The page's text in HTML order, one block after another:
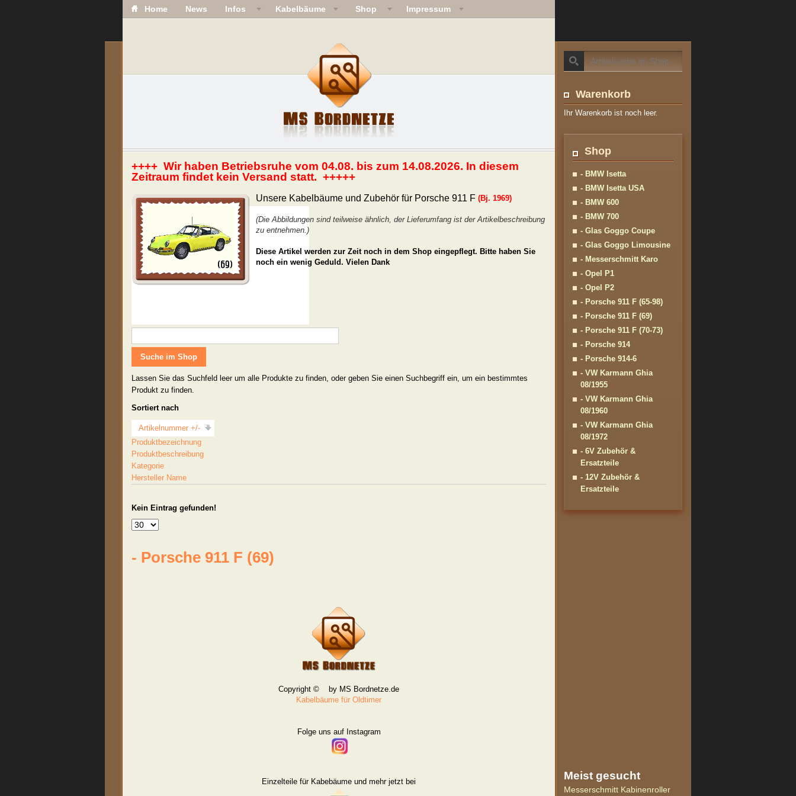
Home News Infos Kabelbäume Shop Impressum
++++ Wir haben Betriebsruhe vom 04.08. bis zum 14.08.2026. In diesem
Zeitraum findet kein Versand statt. +++++
Unsere Kabelbäume und Zubehör für Porsche 911 F (Bj. 1969)
(Die Abbildungen sind teilweise ähnlich, der Lieferumfang ist der Artikelbeschreibung
zu entnehmen.)
Diese Artikel werden zur Zeit noch in dem Shop eingepflegt. Bitte haben Sie
noch ein wenig Geduld. Vielen Dank
Lassen Sie das Suchfeld leer um alle Produkte zu finden, oder geben Sie einen Suchbegriff ein, um ein bestimmtes
Produkt zu finden.
Sortiert nach
Artikelnummer +/-
Produktbezeichnung
Produktbeschreibung
Kategorie
Hersteller Name
Kein Eintrag gefunden!
- Porsche 911 F (69)
Copyright © by MS Bordnetze.de
Kabelbäume für Oldtimer
Folge uns auf Instagram
Einzelteile für Kabebäume und mehr jetzt bei
Warenkorb
Ihr Warenkorb ist noch leer.
Shop
- BMW Isetta
- BMW Isetta USA
- BMW 600
- BMW 700
- Glas Goggo Coupe
- Glas Goggo Limousine
- Messerschmitt Karo
- Opel P1
- Opel P2
- Porsche 911 F (65-98)
- Porsche 911 F (69)
- Porsche 911 F (70-73)
- Porsche 914
- Porsche 914-6
- VW Karmann Ghia
08/1955
- VW Karmann Ghia
08/1960
- VW Karmann Ghia
08/1972
- 6V Zubehör &
Ersatzteile
- 12V Zubehör &
Ersatzteile
Meist gesucht
Messerschmitt Kabinenroller